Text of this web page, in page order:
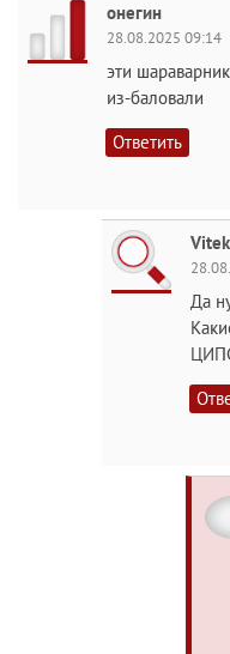
онегин
28.08.2025 09:14
эти
из-баловали
Ответить
Vitek
Да